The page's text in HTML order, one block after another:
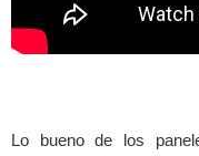
Lo bueno de los